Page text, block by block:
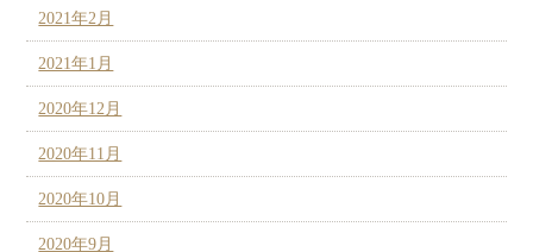
2021年2月
2021年1月
2020年12月
2020年11月
2020年10月
2020年9月